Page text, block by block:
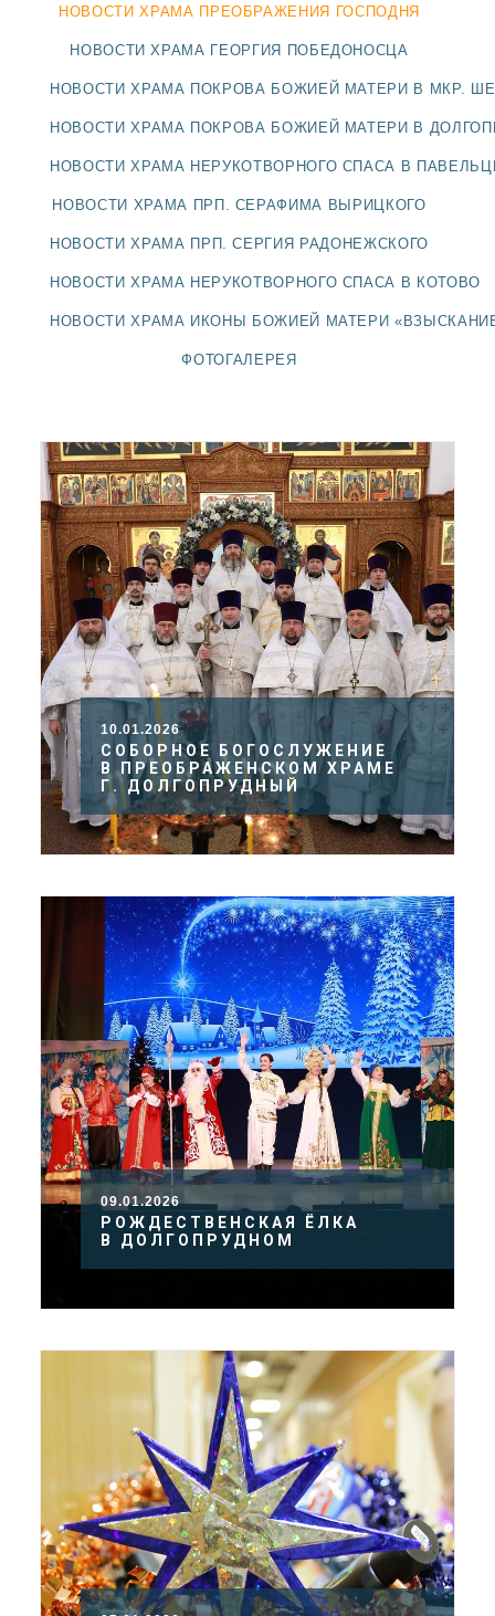
НОВОСТИ
БЛАГОЧИНИЯ
БЛАГОЧИНИЕ
НОВОСТИ ХРАМА ПРЕОБРАЖЕНИЯ ГОСПОДНЯ
НОВОСТИ ХРАМА ГЕОРГИЯ ПОБЕДОНОСЦА
НОВОСТИ ХРАМА ПОКРОВА БОЖИЕЙ МАТЕРИ В МКР.
НОВОСТИ ХРАМА ПОКРОВА БОЖИЕЙ МАТЕРИ В
НОВОСТИ ХРАМА НЕРУКОТВОРНОГО СПАСА В
НОВОСТИ ХРАМА ПРП. СЕРАФИМА ВЫРИЦКОГО
НОВОСТИ ХРАМА ПРП. СЕРГИЯ РАДОНЕЖСКОГО
НОВОСТИ ХРАМА НЕРУКОТВОРНОГО СПАСА В КОТОВО
НОВОСТИ ХРАМА ИКОНЫ БОЖИЕЙ МАТЕРИ
ФОТОГАЛЕРЕЯ
10.01.2026
СОБОРНОЕ БОГОСЛУЖЕНИЕ
В ПРЕОБРАЖЕНСКОМ ХРАМЕ
Г. ДОЛГОПРУДНЫЙ
09.01.2026
РОЖДЕСТВЕНСКАЯ ЁЛКА
В ДОЛГОПРУДНОМ